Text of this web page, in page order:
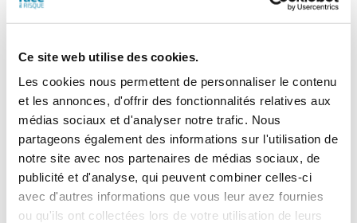
Ce site web utilise des cookies.
Les cookies nous permettent de personnaliser le contenu
et les annonces, d'offrir des fonctionnalités relatives aux
médias sociaux et d'analyser notre trafic. Nous
partageons également des informations sur l'utilisation de
notre site avec nos partenaires de médias sociaux, de
publicité et d'analyse, qui peuvent combiner celles-ci
avec d'autres informations que vous leur avez fournies
ou qu'ils ont collectées lors de votre utilisation de leurs
Face au Risque
Magazine papier n° 609 –
Septembre-octobre 2025
52,00€ TTC
quantité